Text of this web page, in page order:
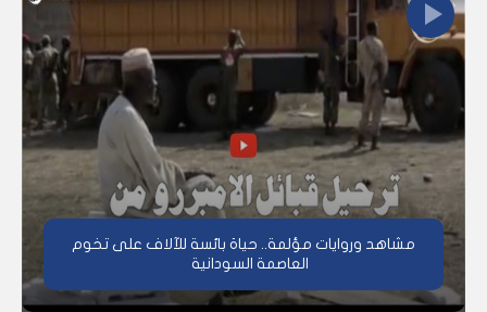
مشاهد وروايات مؤلمة.. حياة بائسة للآلاف على تخوم
العاصمة السودانية